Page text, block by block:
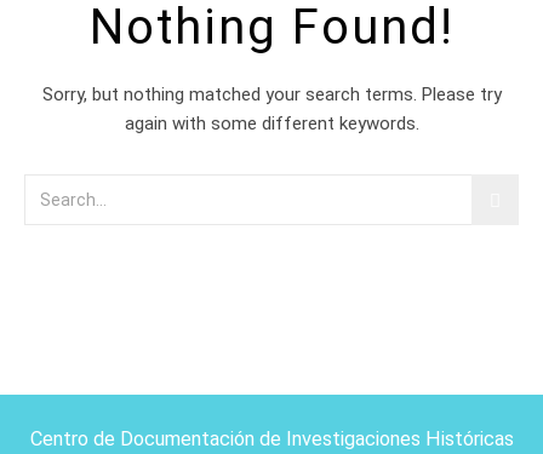
Nothing Found!
Sorry, but nothing matched your search terms. Please try
again with some different keywords.
Centro de Documentación de Investigaciones Históricas